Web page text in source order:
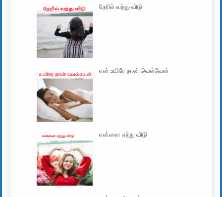
நேரில் வந்து விடு
என் உயிரே நான் வெல்வேன்
என்னை ஏற்று விடு